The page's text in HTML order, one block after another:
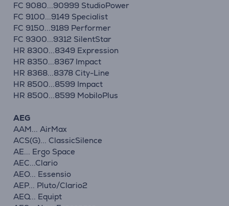
FC 9080...90999 StudioPower
FC 9100...9149 Specialist
FC 9150...9189 Performer
FC 9300...9312 SilentStar
HR 8300...8349 Expression
HR 8350...8367 Impact
HR 8368...8378 City-Line
HR 8500...8599 Impact
HR 8500...8599 MobiloPlus
AEG
AAM... AirMax
ACS(G)... ClassicSilence
AE... Ergo Space
AEC...Clario
AEO... Essensio
AEP... Pluto/Clario2
AEQ... Equipt